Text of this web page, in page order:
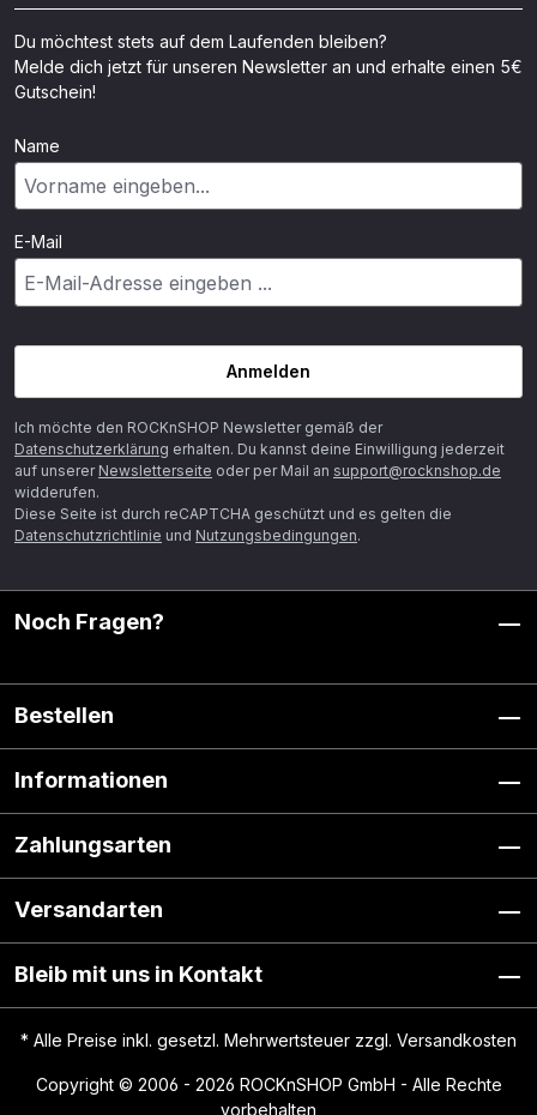
Du möchtest stets auf dem Laufenden bleiben?
Melde dich jetzt für unseren Newsletter an und erhalte einen 5€
Gutschein!
Name
E-Mail
Anmelden
Ich möchte den ROCKnSHOP Newsletter gemäß der
Datenschutzerklärung erhalten. Du kannst deine Einwilligung jederzeit
auf unserer Newsletterseite oder per Mail an support@rocknshop.de
widderufen.
Diese Seite ist durch reCAPTCHA geschützt und es gelten die
Datenschutzrichtlinie und Nutzungsbedingungen.
Noch Fragen?
Bestellen
Informationen
Zahlungsarten
Versandarten
Bleib mit uns in Kontakt
* Alle Preise inkl. gesetzl. Mehrwertsteuer zzgl. Versandkosten
Copyright © 2006 - 2026 ROCKnSHOP GmbH - Alle Rechte
vorbehalten